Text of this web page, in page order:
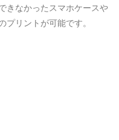
きなかったスマホケースや
プリントが可能です。